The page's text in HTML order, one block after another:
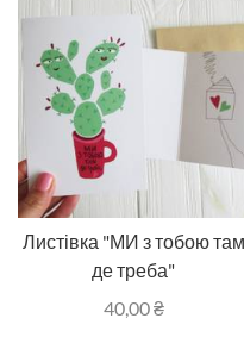
Листівка "МИ з тобою там
де треба"
40,00₴